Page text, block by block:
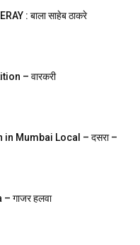
: बाला साहेब ठाकरे
– वारकरी
Mumbai Local – दसरा –
गाजर हलवा